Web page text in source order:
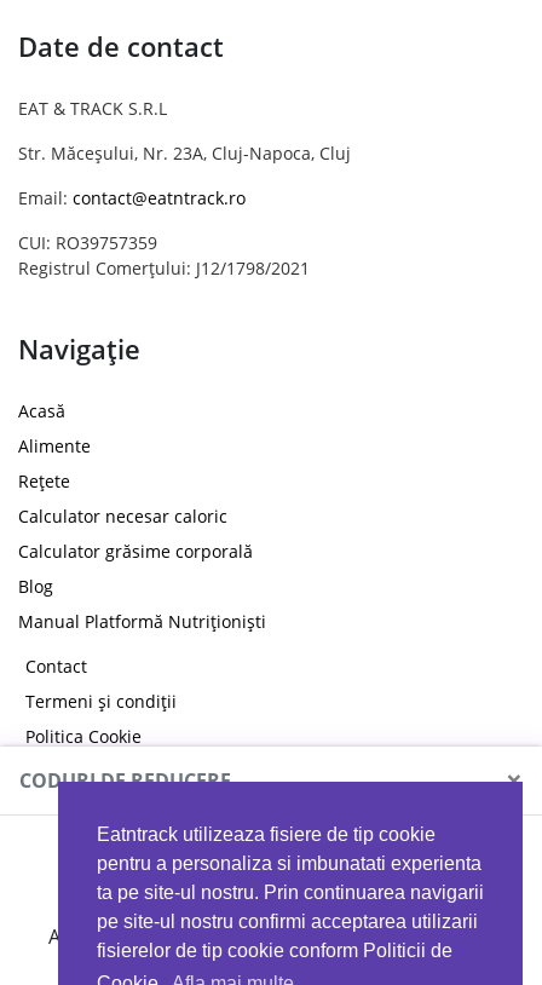
Eatntrack utilizeaza fisiere de tip cookie
pentru a personaliza si imbunatati experienta
ta pe site-ul nostru. Prin continuarea navigarii
pe site-ul nostru confirmi acceptarea utilizarii
fisierelor de tip cookie conform Politicii de
Date de contact
EAT & TRACK S.R.L
Str. Măceșului, Nr. 23A, Cluj-Napoca, Cluj
Email: contact@eatntrack.ro
CUI: RO39757359
Registrul Comerțului: J12/1798/2021
Navigație
Acasă
Alimente
Rețete
Calculator necesar caloric
Calculator grăsime corporală
Blog
Manual Platformă Nutriționiști
Contact
Termeni și condiții
Politica Cookie
Politica de confidențialitate
CODURI DE REDUCERE ×
MYPROTEIN
Ai 40%reducere la orice comandă folosind codul
EATTRACK